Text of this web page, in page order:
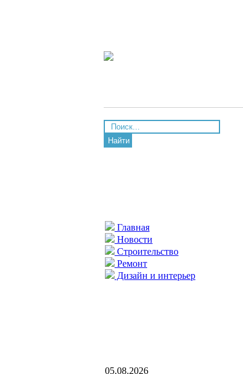
Найти
Главная
Новости
Строительство
Ремонт
Дизайн и интерьер
05.08.2026